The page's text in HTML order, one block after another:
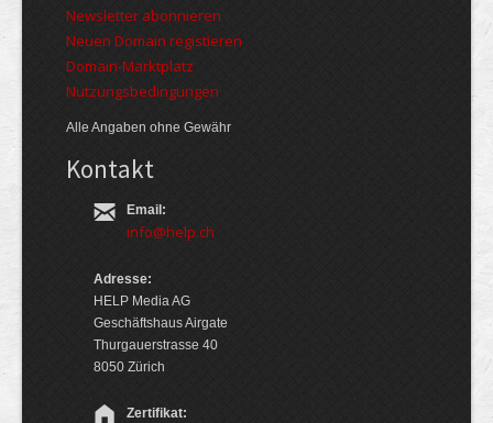
Newsletter abonnieren
Neuen Domain registieren
Domain-Marktplatz
Nutzungsbedingungen
Alle Angaben ohne Gewähr
Kontakt
Email:
info@help.ch
Adresse:
HELP Media AG
Geschäftshaus Airgate
Thurgauerstrasse 40
8050 Zürich
Zertifikat: